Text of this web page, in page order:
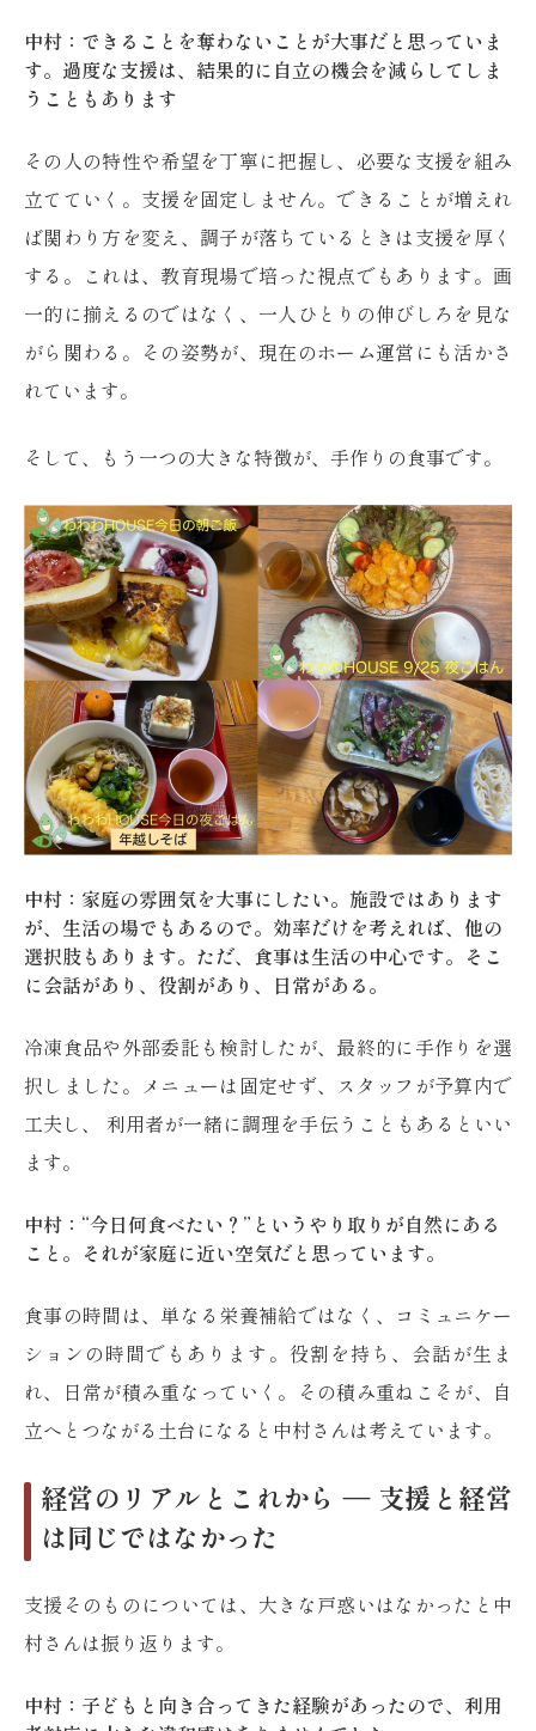
中村：できることを奪わないことが大事だと思っていま
す。過度な支援は、結果的に自立の機会を減らしてしま
うこともあります
その人の特性や希望を丁寧に把握し、必要な支援を組み
立てていく。支援を固定しません。できることが増えれ
ば関わり方を変え、調子が落ちているときは支援を厚く
する。これは、教育現場で培った視点でもあります。画
一的に揃えるのではなく、一人ひとりの伸びしろを見な
がら関わる。その姿勢が、現在のホーム運営にも活かさ
れています。
そして、もう一つの大きな特徴が、手作りの食事です。
中村：家庭の雰囲気を大事にしたい。施設ではあります
が、生活の場でもあるので。効率だけを考えれば、他の
選択肢もあります。ただ、食事は生活の中心です。そこ
に会話があり、役割があり、日常がある。
冷凍食品や外部委託も検討したが、最終的に手作りを選
択しました。メニューは固定せず、スタッフが予算内で
工夫し、 利用者が一緒に調理を手伝うこともあるといい
ます。
中村：“今日何食べたい？”というやり取りが自然にある
こと。それが家庭に近い空気だと思っています。
食事の時間は、単なる栄養補給ではなく、コミュニケー
ションの時間でもあります。役割を持ち、会話が生ま
れ、日常が積み重なっていく。その積み重ねこそが、自
立へとつながる土台になると中村さんは考えています。
経営のリアルとこれから ― 支援と経営
は同じではなかった
支援そのものについては、大きな戸惑いはなかったと中
村さんは振り返ります。
中村：子どもと向き合ってきた経験があったので、利用